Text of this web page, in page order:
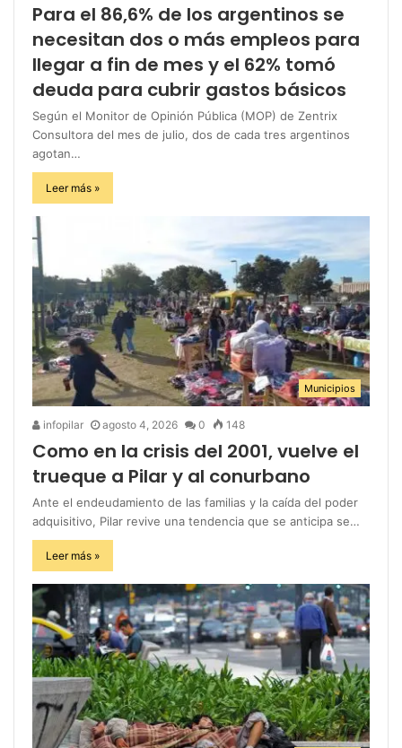
Para el 86,6% de los argentinos se
necesitan dos o más empleos para
llegar a fin de mes y el 62% tomó
deuda para cubrir gastos básicos
Según el Monitor de Opinión Pública (MOP) de Zentrix
Consultora del mes de julio, dos de cada tres argentinos
agotan…
Leer más »
Municipios
infopilar agosto 4, 2026 0 148
Como en la crisis del 2001, vuelve el
trueque a Pilar y al conurbano
Ante el endeudamiento de las familias y la caída del poder
adquisitivo, Pilar revive una tendencia que se anticipa se…
Leer más »